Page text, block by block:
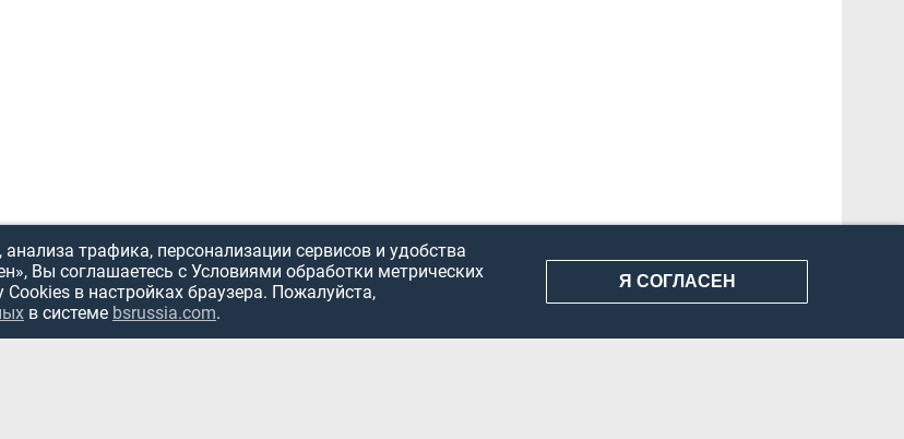
трафика, персонализации сервисов и удобства
Вы соглашаетесь с Условиями обработки метрических
в настройках браузера. Пожалуйста,
в системе bsrussia.com.
Я СОГЛАСЕН